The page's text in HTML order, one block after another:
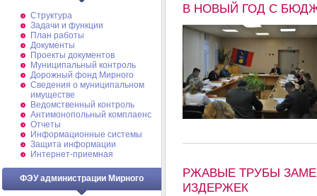
Структура
Задачи и функции
План работы
Документы
Проекты документов
Муниципальный контроль
Дорожный фонд Мирного
Cведения о муниципальном
имуществе
Ведомственный контроль
Антимонопольный комплаенс
Отчеты
Информационные системы
Защита информации
Интернет-приемная
ФЭУ администрации Мирного
В НОВЫЙ ГОД С
РЖАВЫЕ ТРУБЫ
ИЗДЕРЖЕК